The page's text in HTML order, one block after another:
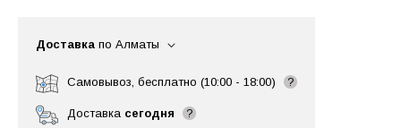
Доставка по Алматы
Самовывоз, бесплатно (10:00 - 18:00) ?
Доставка сегодня ?